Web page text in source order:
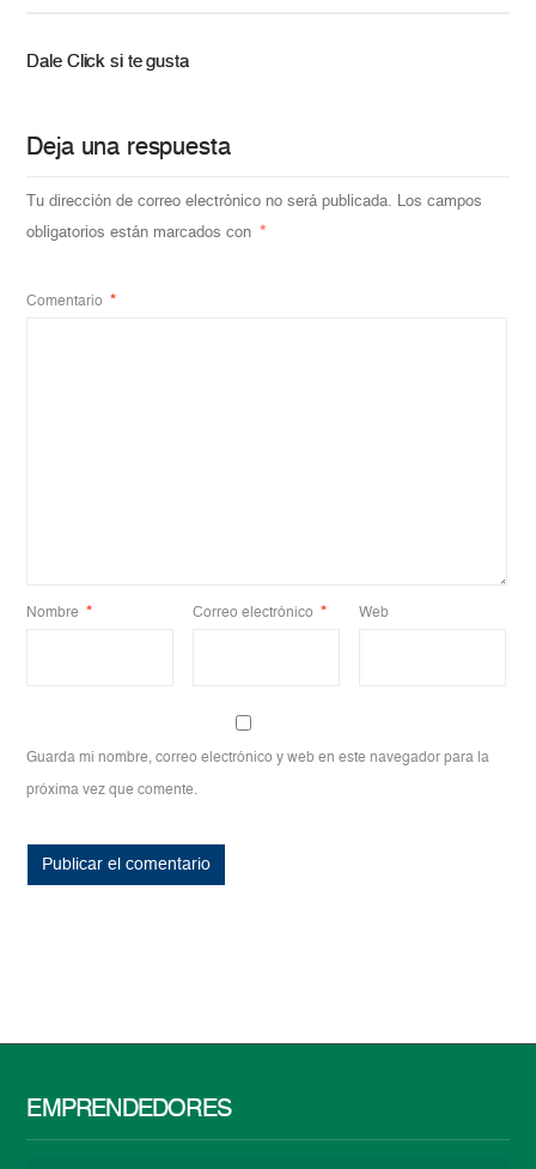
Dale Click si te gusta
Deja una respuesta
Tu dirección de correo electrónico no será publicada. Los campos
obligatorios están marcados con *
Comentario *
Nombre * Correo electrónico * Web
Guarda mi nombre, correo electrónico y web en este navegador para la
próxima vez que comente.
EMPRENDEDORES